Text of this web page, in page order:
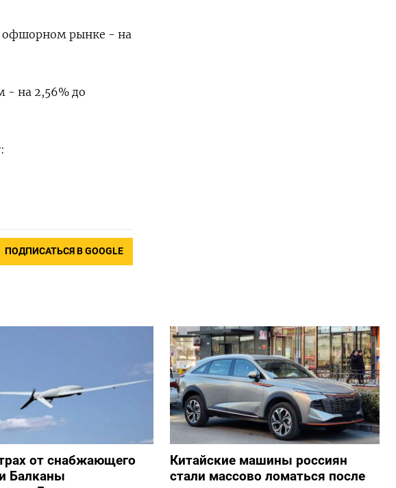
офшорном рынке - на
- на 2,56% до
ПОДПИСАТЬСЯ В GOOGLE
от снабжающего
Балканы
Китайские машины россиян
стали массово ломаться после